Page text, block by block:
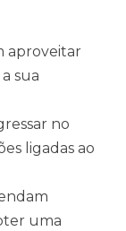
aproveitar
sua
no
ligadas ao
uma